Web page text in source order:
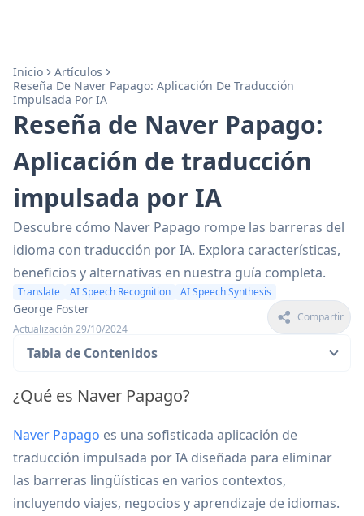
Inicio
Artículos
Reseña De Naver Papago: Aplicación De Traducción
Impulsada Por IA
Reseña de Naver Papago:
Aplicación de traducción
impulsada por IA
Descubre cómo Naver Papago rompe las barreras del
idioma con traducción por IA. Explora características,
beneficios y alternativas en nuestra guía completa.
Translate AI Speech Recognition AI Speech Synthesis
George Foster
Actualización 29/10/2024
Compartir
Tabla de Contenidos
¿Qué es Naver Papago?
Naver Papago es una sofisticada aplicación de
traducción impulsada por IA diseñada para eliminar
las barreras lingüísticas en varios contextos,
incluyendo viajes, negocios y aprendizaje de idiomas.